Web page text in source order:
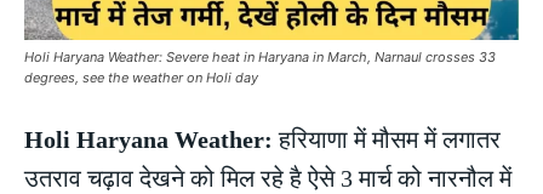
Holi Haryana Weather: Severe heat in Haryana in March, Narnaul crosses 33
degrees, see the weather on Holi day
Holi Haryana Weather:हरियाणा में मौसम में लगातर
उतराव चढ़ाव देखने को मिल रहे है ऐसे 3 मार्च को नारनौल में